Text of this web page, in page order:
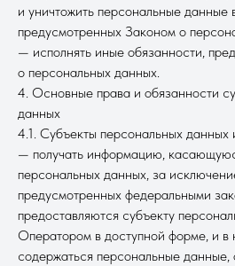
и уничтожить персональные данные
предусмотренных Законом о
— исполнять иные обязанности,
о персональных данных.
4. Основные права и обязанности
данных
4.1. Субъекты персональных данных
— получать информацию,
персональных данных, за
предусмотренных федеральными
предоставляются субъекту
Оператором в доступной форме, и в
содержаться персональные